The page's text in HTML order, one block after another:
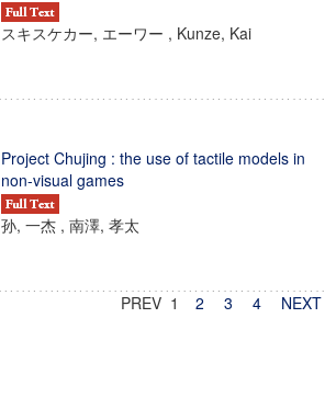
スキスケカー, エーワー , Kunze, Kai
Project Chujing : the use of tactile models in
non-visual games
孙, 一杰 , 南澤, 孝太
PREV 1 2 3 4 NEXT